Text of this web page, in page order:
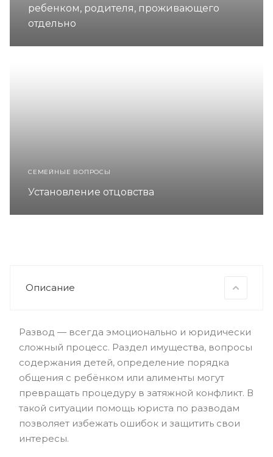
ребенком, родителя, проживающего
отдельно
СЕМЕЙНЫЕ ВОПРОСЫ
Установление отцовства
Описание
Развод — всегда эмоционально и юридически
сложный процесс. Раздел имущества, вопросы
содержания детей, определение порядка
общения с ребёнком или алименты могут
превращать процедуру в затяжной конфликт. В
такой ситуации помощь юриста по разводам
позволяет избежать ошибок и защитить свои
интересы.